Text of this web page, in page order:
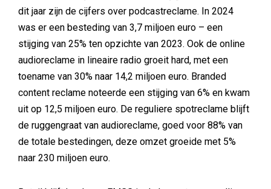
dit jaar zijn de cijfers over podcastreclame. In 2024
was er een besteding van 3,7 miljoen euro – een
stijging van 25% ten opzichte van 2023. Ook de online
audioreclame in lineaire radio groeit hard, met een
toename van 30% naar 14,2 miljoen euro. Branded
content reclame noteerde een stijging van 6% en kwam
uit op 12,5 miljoen euro. De reguliere spotreclame blijft
de ruggengraat van audioreclame, goed voor 88% van
de totale bestedingen, deze omzet groeide met 5%
naar 230 miljoen euro.